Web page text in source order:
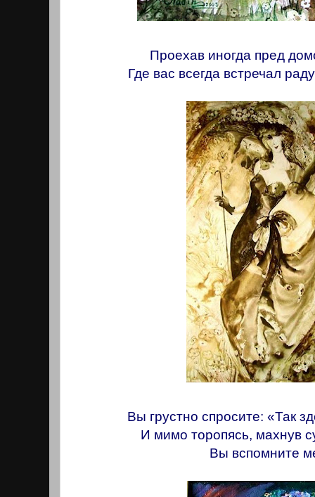
Проехав иногда пред
Где вас всегда встречал
Вы грустно спросите: «Так
И мимо торопясь, махнув
Вы вспомните